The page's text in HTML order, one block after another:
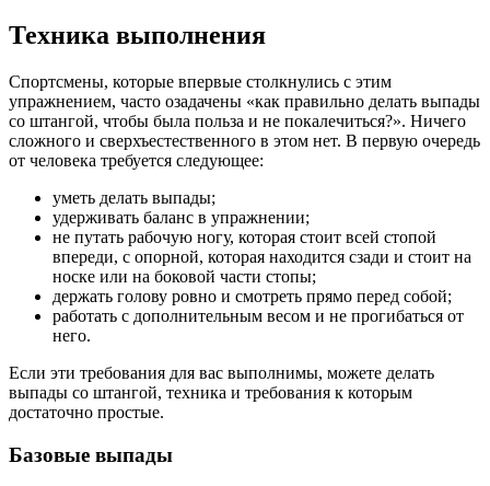
Техника выполнения
Спортсмены, которые впервые столкнулись с этим
упражнением, часто озадачены «как правильно делать выпады
со штангой, чтобы была польза и не покалечиться?». Ничего
сложного и сверхъестественного в этом нет. В первую очередь
от человека требуется следующее:
уметь делать выпады;
удерживать баланс в упражнении;
не путать рабочую ногу, которая стоит всей стопой
впереди, с опорной, которая находится сзади и стоит на
носке или на боковой части стопы;
держать голову ровно и смотреть прямо перед собой;
работать с дополнительным весом и не прогибаться от
него.
Если эти требования для вас выполнимы, можете делать
выпады со штангой, техника и требования к которым
достаточно простые.
Базовые выпады